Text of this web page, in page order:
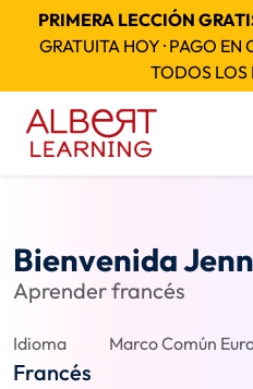
PRIMERA LECCIÓN
GRATUITA HOY · PAGO
TODOS LOS
Bienvenida
Aprender francés
Idioma
Francés
Marco Común